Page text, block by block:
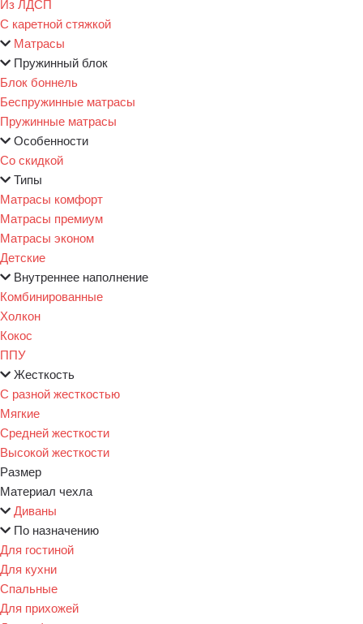
Из ЛДСП
С каретной стяжкой
Матрасы
Пружинный блок
Блок боннель
Беспружинные матрасы
Пружинные матрасы
Особенности
Со скидкой
Типы
Матрасы комфорт
Матрасы премиум
Матрасы эконом
Детские
Внутреннее наполнение
Комбинированные
Холкон
Кокос
ППУ
Жесткость
С разной жесткостью
Мягкие
Средней жесткости
Высокой жесткости
Размер
Материал чехла
Диваны
По назначению
Для гостиной
Для кухни
Спальные
Для прихожей